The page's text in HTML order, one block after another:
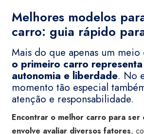
Melhores modelos
carro: guia rápido
Mais do que apenas um
o primeiro carro
autonomia e liberdade. No
momento tão especial
atenção e responsabilidade.
Encontrar o melhor carro para ser
envolve avaliar diversos fatores,